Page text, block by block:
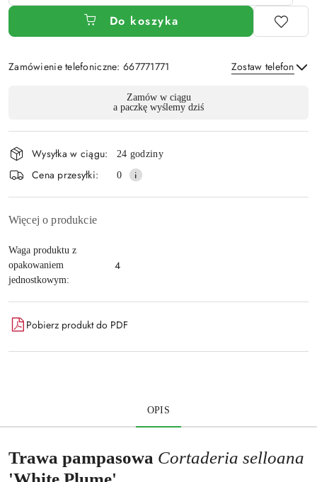
Do koszyka
Zamówienie telefoniczne: 667771771 Zostaw telefon
Wyślij
dostawa
Zamów w ciągu
a paczkę wyślemy dziś
Wysyłka w ciągu: 24 godziny
Cena przesyłki: 0
Więcej o produkcie
Waga produktu z
opakowaniem
jednostkowym:
4
Pobierz produkt do PDF
OPIS
Trawa pampasowa Cortaderia selloana